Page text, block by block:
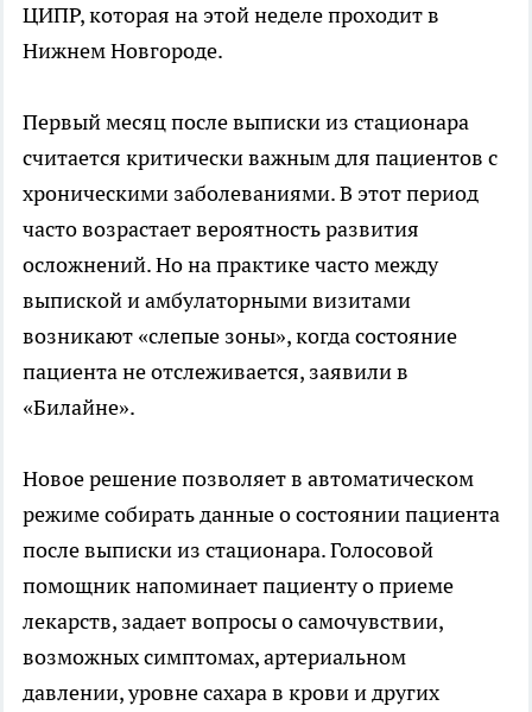
ЦИПР, которая на этой неделе проходит в
Нижнем Новгороде.
Первый месяц после выписки из стационара
считается критически важным для пациентов с
хроническими заболеваниями. В этот период
часто возрастает вероятность развития
осложнений. Но на практике часто между
выпиской и амбулаторными визитами
возникают «слепые зоны», когда состояние
пациента не отслеживается, заявили в
«Билайне».
Новое решение позволяет в автоматическом
режиме собирать данные о состоянии пациента
после выписки из стационара. Голосовой
помощник напоминает пациенту о приеме
лекарств, задает вопросы о самочувствии,
возможных симптомах, артериальном
давлении, уровне сахара в крови и других